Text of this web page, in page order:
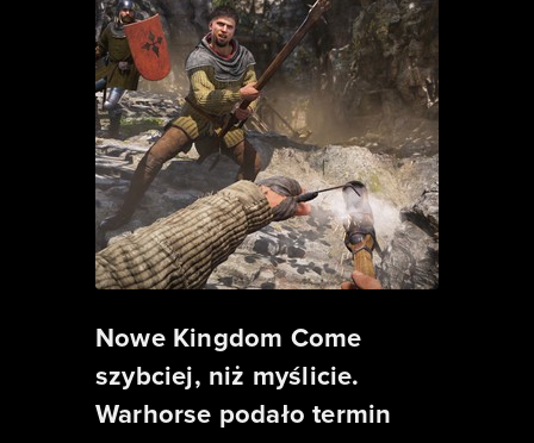
Nowe Kingdom Come
szybciej, niż myślicie.
Warhorse podało termin